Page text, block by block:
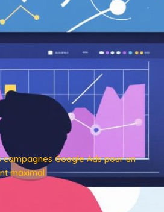
Google Ads pour un
maximal